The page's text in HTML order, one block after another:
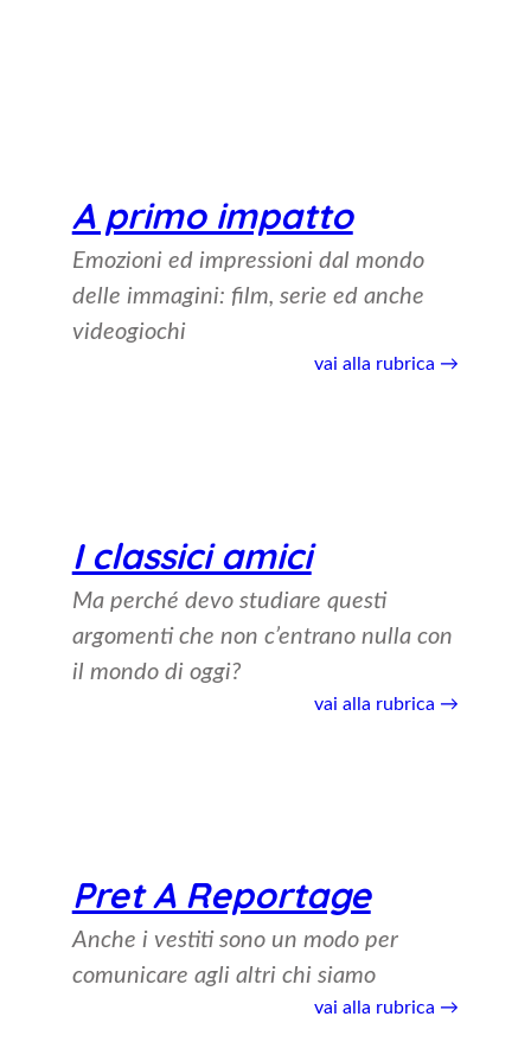
A primo impatto
Emozioni ed impressioni dal mondo
delle immagini: film, serie ed anche
videogiochi
vai alla rubrica →
I classici amici
Ma perché devo studiare questi
argomenti che non c’entrano nulla con
il mondo di oggi?
vai alla rubrica →
Pret A Reportage
Anche i vestiti sono un modo per
comunicare agli altri chi siamo
vai alla rubrica →